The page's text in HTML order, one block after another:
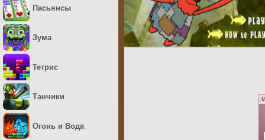
Пасьянсы
Зума
Тетрис
Танчики
Огонь и Вода